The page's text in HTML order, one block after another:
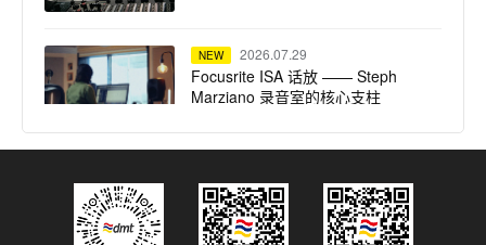
NEW 2026.07.29
Focusrite ISA 话放 —— Steph
Marziano 录音室的核心支柱
NEW 2026.07.28
SSL System T TCA 便携套装：
Calvin Harris 在 Ibiza Ushuaïa 驻